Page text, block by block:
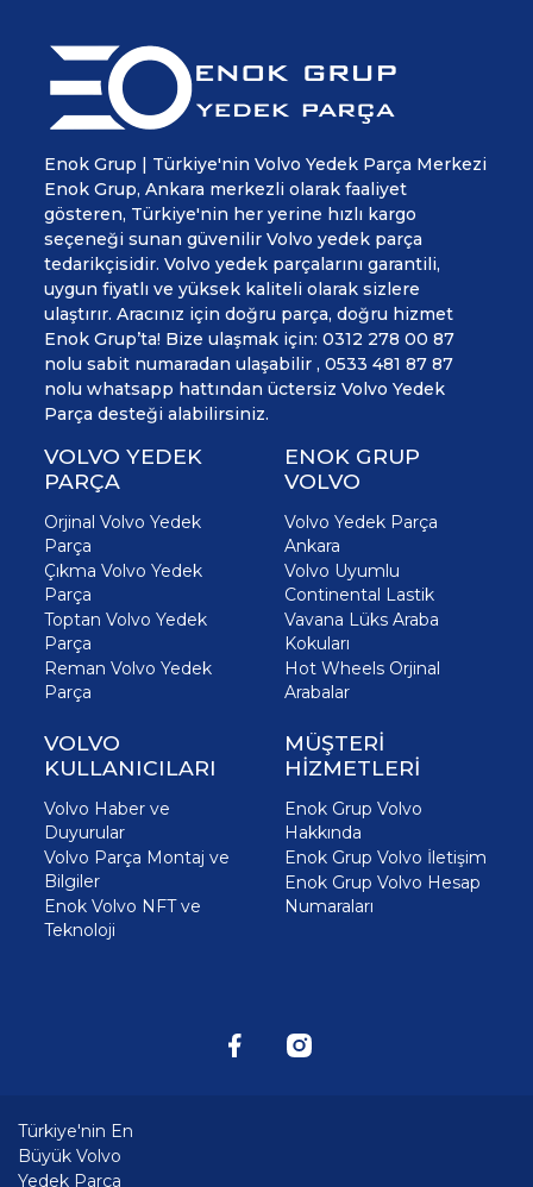
Enok Grup | Türkiye'nin Volvo Yedek Parça Merkezi
Enok Grup, Ankara merkezli olarak faaliyet
gösteren, Türkiye'nin her yerine hızlı kargo
seçeneği sunan güvenilir Volvo yedek parça
tedarikçisidir. Volvo yedek parçalarını garantili,
uygun fiyatlı ve yüksek kaliteli olarak sizlere
ulaştırır. Aracınız için doğru parça, doğru hizmet
Enok Grup’ta! Bize ulaşmak için: 0312 278 00 87
nolu sabit numaradan ulaşabilir , 0533 481 87 87
nolu whatsapp hattından üctersiz Volvo Yedek
Parça desteği alabilirsiniz.
VOLVO YEDEK
PARÇA
Orjinal Volvo Yedek
Parça
Çıkma Volvo Yedek
Parça
Toptan Volvo Yedek
Parça
Reman Volvo Yedek
Parça
ENOK GRUP
VOLVO
Volvo Yedek Parça
Ankara
Volvo Uyumlu
Continental Lastik
Vavana Lüks Araba
Kokuları
Hot Wheels Orjinal
Arabalar
VOLVO
KULLANICILARI
Volvo Haber ve
Duyurular
Volvo Parça Montaj ve
Bilgiler
Enok Volvo NFT ve
Teknoloji
MÜŞTERİ
HİZMETLERİ
Enok Grup Volvo
Hakkında
Enok Grup Volvo İletişim
Enok Grup Volvo Hesap
Numaraları
Türkiye'nin En
Büyük Volvo
Yedek Parça